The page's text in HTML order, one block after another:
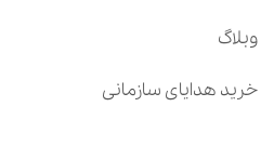
وبلاگ
خرید هدایای سازمانی